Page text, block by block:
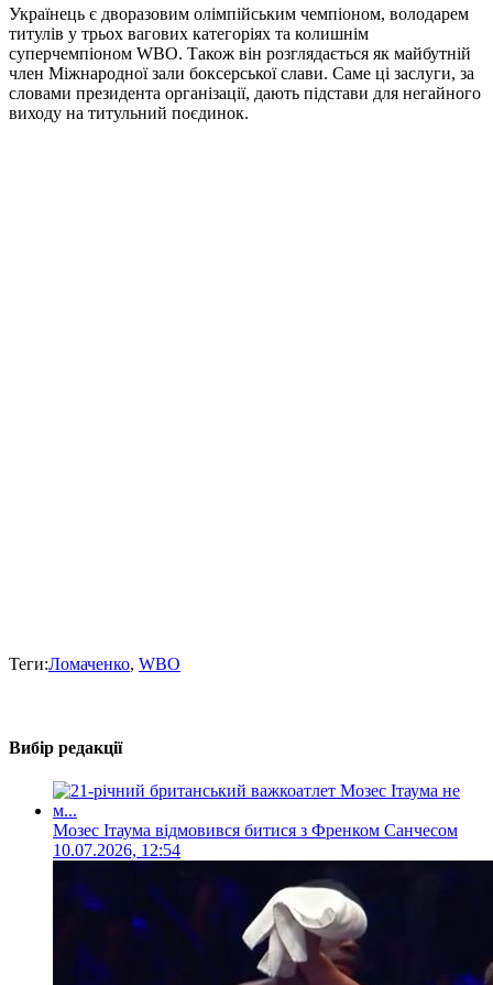
Українець є дворазовим олімпійським чемпіоном, володарем
титулів у трьох вагових категоріях та колишнім
суперчемпіоном WBO. Також він розглядається як майбутній
член Міжнародної зали боксерської слави. Саме ці заслуги, за
словами президента організації, дають підстави для негайного
виходу на титульний поєдинок.
Теги:Ломаченко, WBO
Вибір редакції
Мозес Ітаума відмовився битися з Френком Санчесом
10.07.2026, 12:54